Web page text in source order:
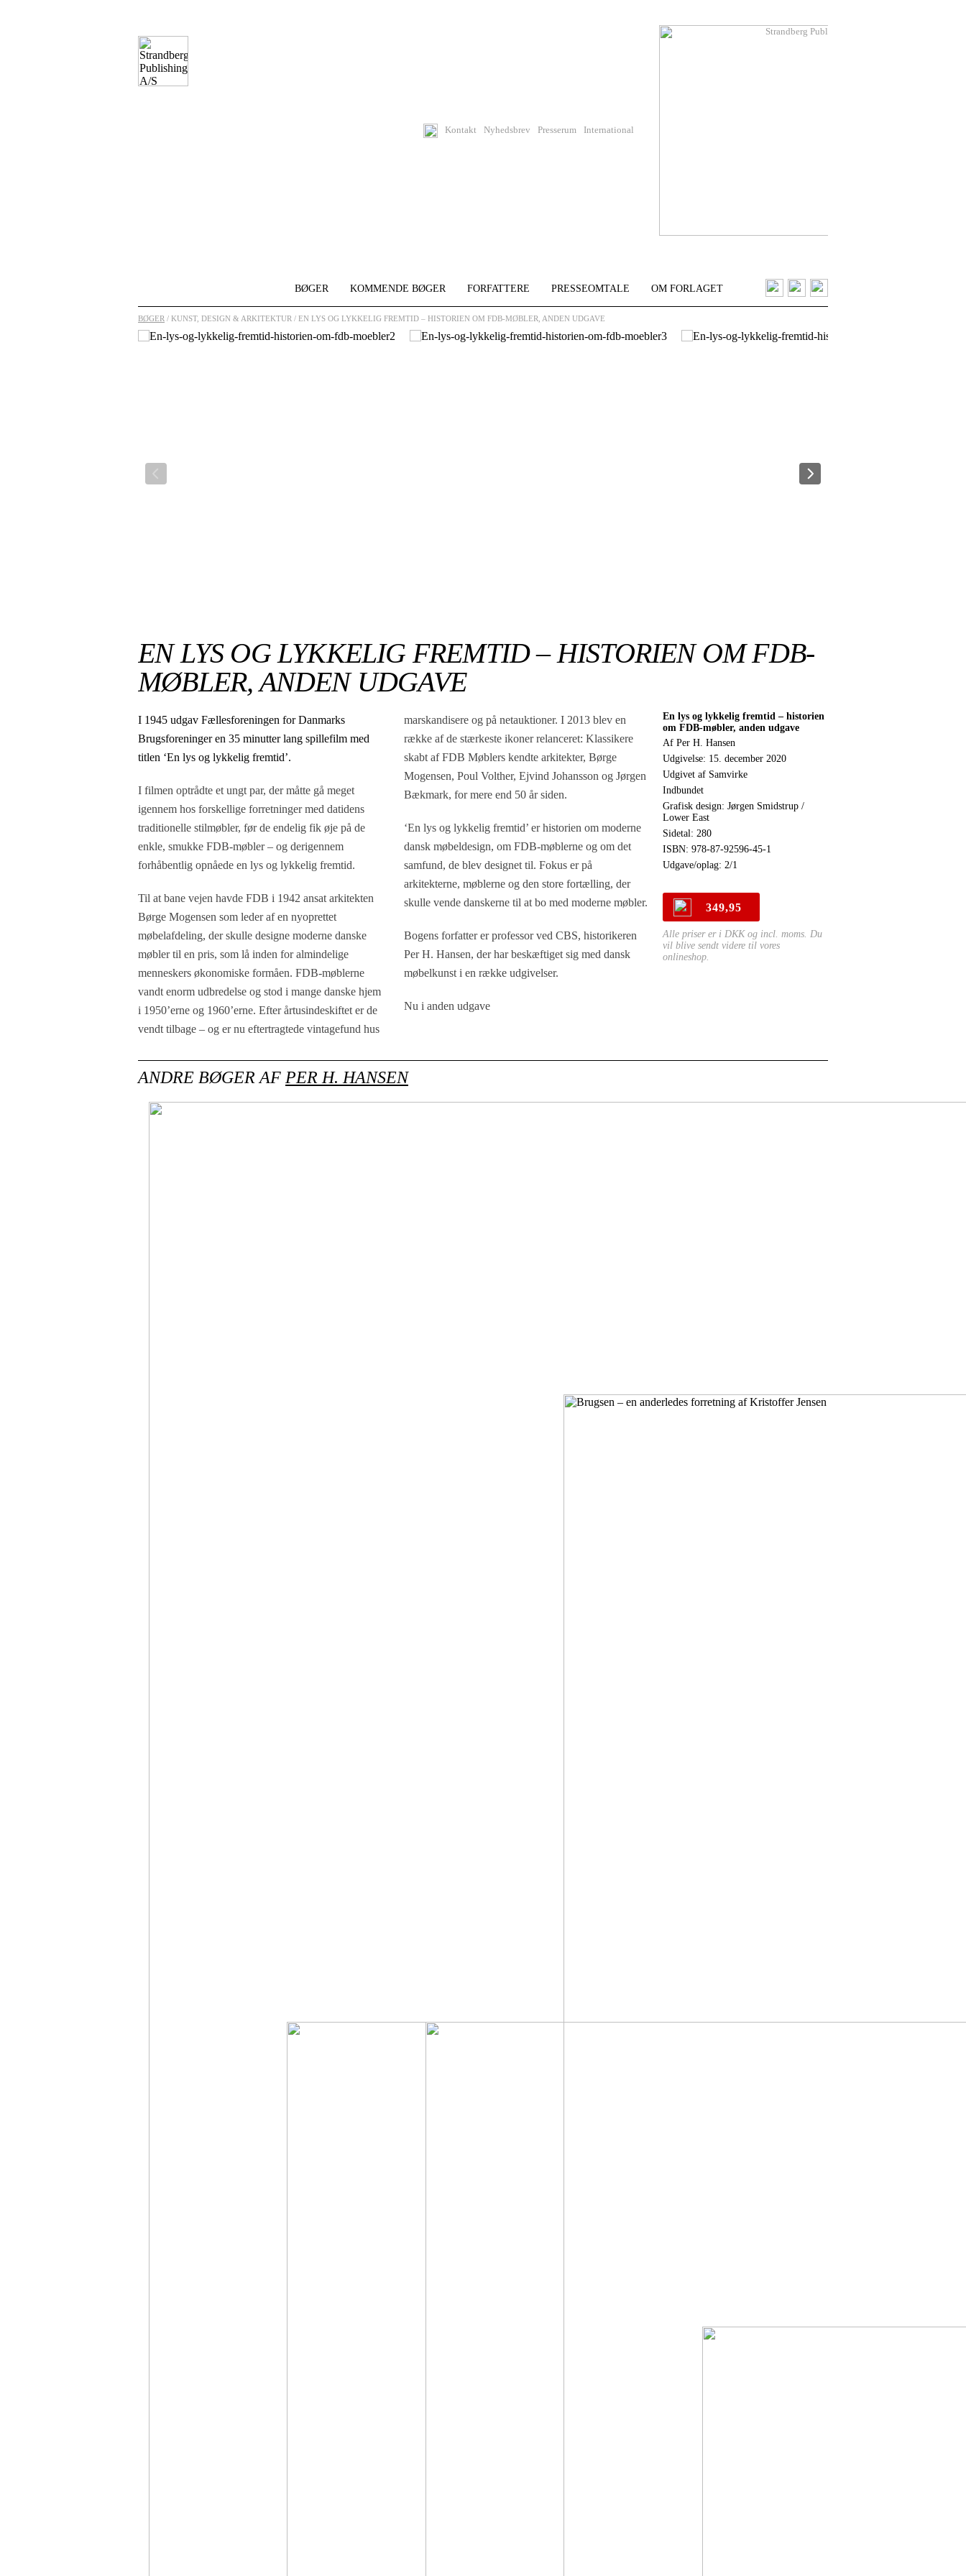
Kontakt Nyhedsbrev Presserum International
BØGER KOMMENDE BØGER FORFATTERE PRESSEOMTALE OM FORLAGET
BØGER / KUNST, DESIGN & ARKITEKTUR / EN LYS OG LYKKELIG FREMTID – HISTORIEN OM FDB-MØBLER, ANDEN UDGAVE
EN LYS OG LYKKELIG FREMTID – HISTORIEN OM FDB-
MØBLER, ANDEN UDGAVE
I 1945 udgav Fællesforeningen for Danmarks
Brugsforeninger en 35 minutter lang spillefilm med
titlen ‘En lys og lykkelig fremtid’.
I filmen optrådte et ungt par, der måtte gå meget
igennem hos forskellige forretninger med datidens
traditionelle stilmøbler, før de endelig fik øje på de
enkle, smukke FDB-møbler – og derigennem
forhåbentlig opnåede en lys og lykkelig fremtid.
Til at bane vejen havde FDB i 1942 ansat arkitekten
Børge Mogensen som leder af en nyoprettet
møbelafdeling, der skulle designe moderne danske
møbler til en pris, som lå inden for almindelige
menneskers økonomiske formåen. FDB-møblerne
vandt enorm udbredelse og stod i mange danske hjem
i 1950’erne og 1960’erne. Efter årtusindeskiftet er de
vendt tilbage – og er nu eftertragtede vintagefund hus
marskandisere og på netauktioner. I 2013 blev en
række af de stærkeste ikoner relanceret: Klassikere
skabt af FDB Møblers kendte arkitekter, Børge
Mogensen, Poul Volther, Ejvind Johansson og Jørgen
Bækmark, for mere end 50 år siden.
‘En lys og lykkelig fremtid’ er historien om moderne
dansk møbeldesign, om FDB-møblerne og om det
samfund, de blev designet til. Fokus er på
arkitekterne, møblerne og den store fortælling, der
skulle vende danskerne til at bo med moderne møbler.
Bogens forfatter er professor ved CBS, historikeren
Per H. Hansen, der har beskæftiget sig med dansk
møbelkunst i en række udgivelser.
Nu i anden udgave
En lys og lykkelig fremtid – historien
om FDB-møbler, anden udgave
Af Per H. Hansen
Udgivelse: 15. december 2020
Udgivet af Samvirke
Indbundet
Grafisk design: Jørgen Smidstrup /
Lower East
Sidetal: 280
ISBN: 978-87-92596-45-1
Udgave/oplag: 2/1
349,95
Alle priser er i DKK og incl. moms. Du
vil blive sendt videre til vores
onlineshop.
ANDRE BØGER AF PER H. HANSEN